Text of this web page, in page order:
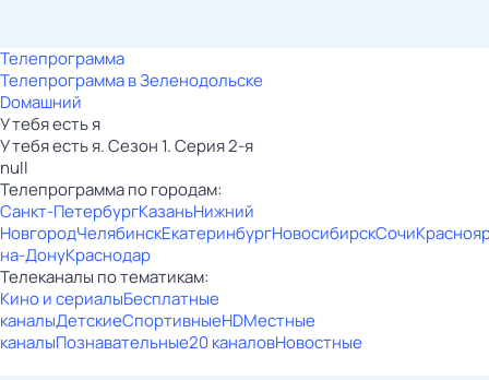
Телепрограмма
Телепрограмма в Зеленодольске
Dомашний
У тебя есть я
У тебя есть я. Сезон 1. Серия 2-я
null
Телепрограмма по городам:
Санкт-ПетербургКазаньНижний
НовгородЧелябинскЕкатеринбургНовосибирскСочи
на-ДонуКраснодар
Телеканалы по тематикам:
Кино и сериалыБесплатные
каналыДетскиеСпортивныеHDМестные
каналыПознавательные20 каналовНовостные